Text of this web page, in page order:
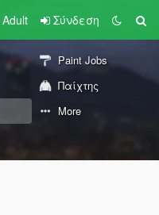
Σύνδεση
Paint Jobs
Παίχτης
More